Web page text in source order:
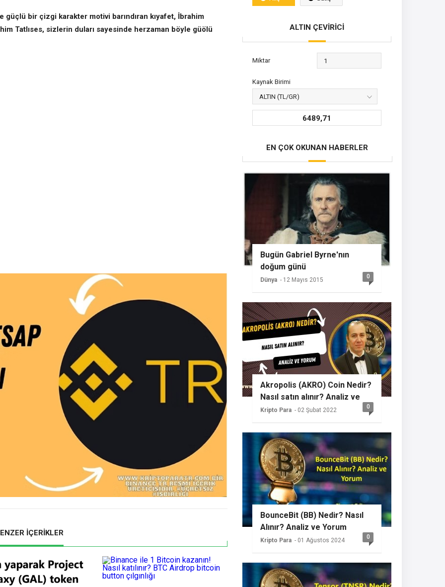
güçlü bir çizgi karakter motivi barındıran kıyafet, İbrahim
Tatlıses, sizlerin duları sayesinde herzaman böyle güölü
İÇERİKLER
ALTIN ÇEVİRİCİ
Miktar
Kaynak Birimi
6489,71
EN ÇOK OKUNAN HABERLER
Bugün Gabriel Byrne'nın
doğum günü
Dünya - 12 Mayıs 2015 0
Akropolis (AKRO) Coin Nedir?
Nasıl satın alınır? Analiz ve
yorum
Kripto Para - 02 Şubat 2022 0
BounceBit (BB) Nedir? Nasıl
Alınır? Analiz ve Yorum
Kripto Para - 01 Ağustos 2024 0